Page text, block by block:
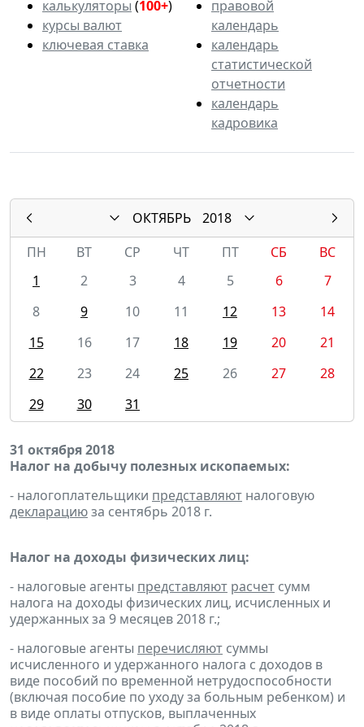
калькуляторы (100+)
курсы валют
ключевая ставка
правовой
календарь
календарь
статистической
отчетности
календарь
кадровика
ОКТЯБРЬ
2018
ПН
ВТ СР ЧТ ПТ СБ
ВС
1
2 3 4 5 6
7
8
9 10 11 12 13
14
15
16 17 18 19 20
21
22
23 24 25 26 27
28
29
30 31
31 октября 2018
Налог на добычу полезных ископаемых:
- налогоплательщики представляют налоговую
декларациюза сентябрь 2018 г.
Налог на доходы физических лиц:
- налоговые агенты представляют расчет сумм
налога на доходы физических лиц, исчисленных и
удержанных за 9 месяцев 2018 г.;
- налоговые агенты перечисляют суммы
исчисленного и удержанного налога с доходов в
виде пособий по временной нетрудоспособности
(включая пособие по уходу за больным ребенком) и
в виде оплаты отпусков, выплаченных